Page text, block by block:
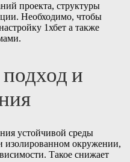
проекта, структуры
Необходимо, чтобы
1хбет а также
и
устойчивой среды
изолированном окружении,
Такое снижает